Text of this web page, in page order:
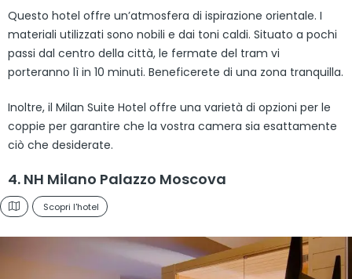
Questo hotel offre un’atmosfera di ispirazione orientale. I
materiali utilizzati sono nobili e dai toni caldi. Situato a pochi
passi dal centro della città, le fermate del tram vi
porteranno lì in 10 minuti. Beneficerete di una zona tranquilla.
Inoltre, il Milan Suite Hotel offre una varietà di opzioni per le
coppie per garantire che la vostra camera sia esattamente
ciò che desiderate.
4. NH Milano Palazzo Moscova
Scopri l'hotel